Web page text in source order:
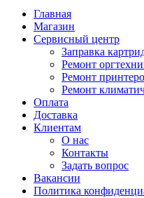
Главная
Магазин
Сервисный центр
Заправка
Ремонт
Ремонт
Ремонт
Оплата
Доставка
Клиентам
О нас
Контакты
Задать вопрос
Вакансии
Политика